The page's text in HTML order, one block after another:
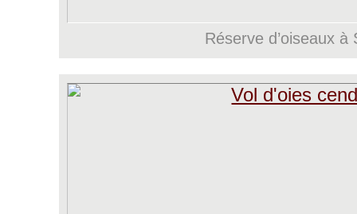
Réserve d’oiseaux à